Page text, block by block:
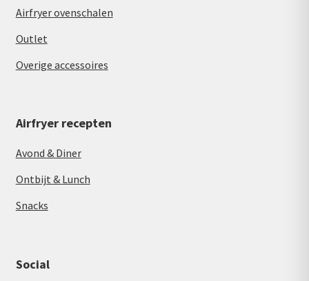
Airfryer ovenschalen
Outlet
Overige accessoires
Airfryer recepten
Avond & Diner
Ontbijt & Lunch
Snacks
Social